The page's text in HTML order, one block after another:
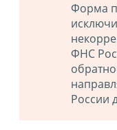
Форма
ФНС
России